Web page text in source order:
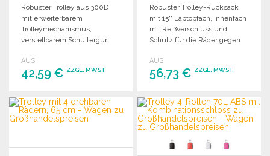
Robuster Trolley aus 300D
mit erweiterbarem
Trolleymechanismus,
verstellbarem Schultergurt
Reißverschlussfächern. Maße:
62 x 31 x 32 cm.
AUS
42,59 € ZZGL. MWST.
BESTELLEN
Angebot anfordern
Robuster Trolley-Rucksack
mit 15'' Laptopfach, Innenfach
mit Reißverschluss und
Schutz für die Räder gegen
AUS
56,73 € ZZGL. MWST.
BESTELLEN
Angebot anfordern